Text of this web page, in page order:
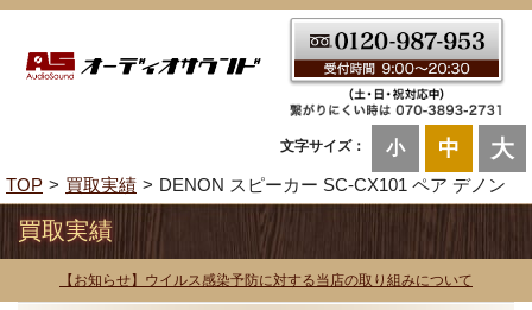
文字サイズ： 小 中 大
TOP 買取実績 DENON スピーカー SC-CX101 ペア デノン
買取実績
【お知らせ】ウイルス感染予防に対する当店の取り組みについて